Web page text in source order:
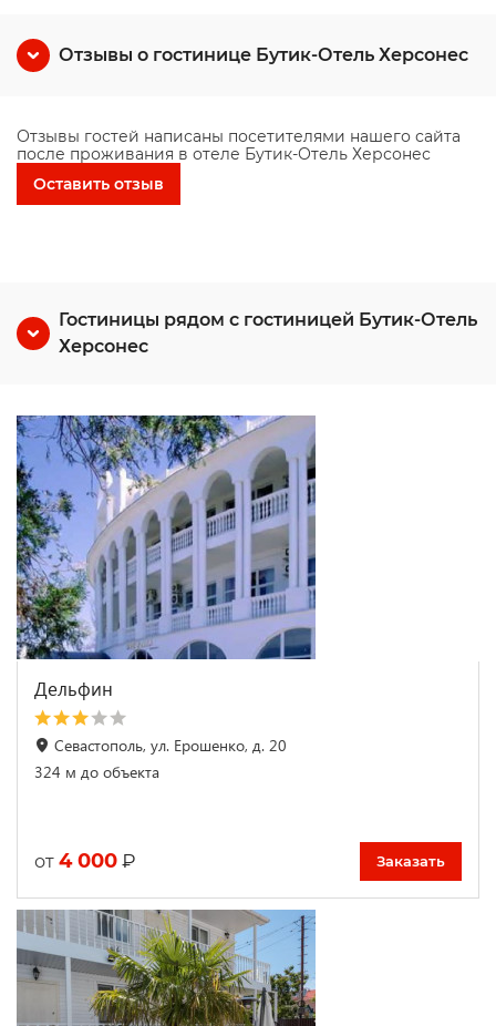
Отзывы о гостинице Бутик-Отель Херсонес
Отзывы гостей написаны посетителями нашего сайта
после проживания в отеле Бутик-Отель Херсонес
Оставить отзыв
Гостиницы рядом с гостиницей Бутик-Отель
Херсонес
Дельфин
Севастополь, ул. Ерошенко, д. 20
324 м до объекта
от 4 000 ₽ Заказать